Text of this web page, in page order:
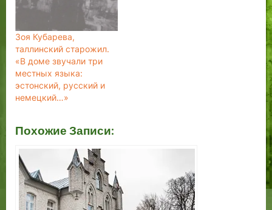
Зоя Кубарева,
таллинский старожил.
«В доме звучали три
местных языка:
эстонский, русский и
немецкий…»
Похожие Записи: